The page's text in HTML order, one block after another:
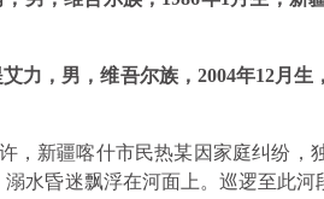
力，男，维吾尔族，2004年12月
，新疆喀什市民热某因家庭纠纷
溺水昏迷飘浮在河面上。巡逻至此